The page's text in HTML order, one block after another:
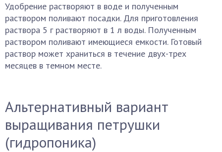
Удобрение растворяют в воде и полученным
раствором поливают посадки. Для приготовления
раствора 5 г растворяют в 1 л воды. Полученным
раствором поливают имеющиеся емкости. Готовый
раствор может храниться в течение двух-трех
месяцев в темном месте.
Альтернативный вариант
выращивания петрушки
(гидропоника)